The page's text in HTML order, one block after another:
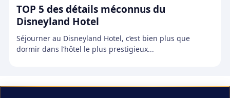
TOP 5 des détails méconnus du
Disneyland Hotel
Séjourner au Disneyland Hotel, c’est bien plus que
dormir dans l’hôtel le plus prestigieux...